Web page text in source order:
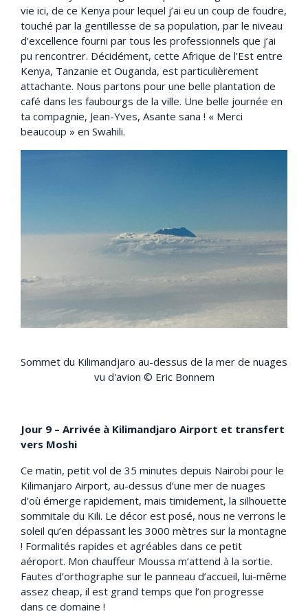
vie ici, de ce Kenya pour lequel j’ai eu un coup de foudre,
touché par la gentillesse de sa population, par le niveau
d’excellence fourni par tous les professionnels que j’ai
pu rencontrer. Décidément, cette Afrique de l’Est entre
Kenya, Tanzanie et Ouganda, est particulièrement
attachante. Nous partons pour une belle plantation de
café dans les faubourgs de la ville. Une belle journée en
ta compagnie, Jean-Yves, Asante sana ! « Merci
beaucoup » en Swahili.
Sommet du Kilimandjaro au-dessus de la mer de nuages
vu d'avion © Eric Bonnem
Jour 9 – Arrivée à Kilimandjaro Airport et transfert
vers Moshi
Ce matin, petit vol de 35 minutes depuis Nairobi pour le
Kilimanjaro Airport, au-dessus d’une mer de nuages
d’où émerge rapidement, mais timidement, la silhouette
sommitale du Kili. Le décor est posé, nous ne verrons le
soleil qu’en dépassant les 3000 mètres sur la montagne
! Formalités rapides et agréables dans ce petit
aéroport. Mon chauffeur Moussa m’attend à la sortie.
Fautes d’orthographe sur le panneau d’accueil, lui-même
assez cheap, il est grand temps que l’on progresse
dans ce domaine !